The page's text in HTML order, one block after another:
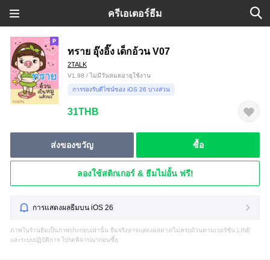
ครีเอเตอร์ธีม
ทราย อุ๊งอิ๊ง เด็กอ้วน V07
2TALK
V1.98 / ไม่มีวันหมดอายุใช้งาน
การรองรับดีไซน์ของ iOS 26 บางส่วน
31THB
ส่งของขวัญ ซื้อ
ลองใช้สติกเกอร์ & ธีมไม่อั้น ฟรี!
การแสดงผลธีมบน iOS 26
ภาพในร้านธีมเป็นภาพประกอบเท่านั้น ธีมจริงอาจแสดงผลต่าง/ไม่ครบถ้วนตามเวอร์ชัน LINE
และระบบปฏิบัติการ โปรดพิจารณาก่อนซื้อ